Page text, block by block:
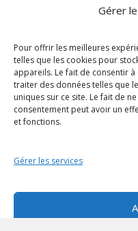
Gérer
Pour offrir les meilleures
telles que les cookies pour
appareils. Le fait de consentir
traiter des données telles que
uniques sur ce site. Le fait de
consentement peut avoir un
et fonctions.
Gérer les services
Pour allez
GRAPHISME
Politique de